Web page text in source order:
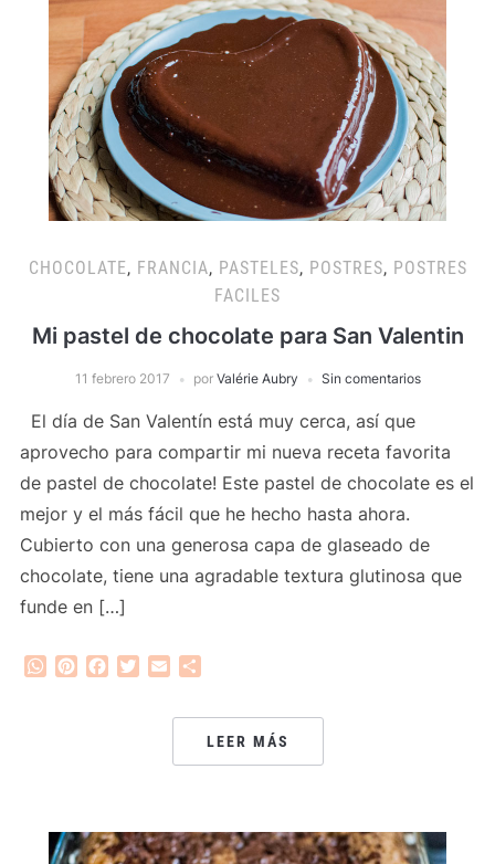
CHOCOLATE, FRANCIA, PASTELES, POSTRES, POSTRES
FACILES
Mi pastel de chocolate para San Valentin
11 febrero 2017 por Valérie Aubry Sin comentarios
El día de San Valentín está muy cerca, así que
aprovecho para compartir mi nueva receta favorita
de pastel de chocolate! Este pastel de chocolate es el
mejor y el más fácil que he hecho hasta ahora.
Cubierto con una generosa capa de glaseado de
chocolate, tiene una agradable textura glutinosa que
funde en […]
WhatsApp
PinterestFacebook
Twitter
Email
LEER MÁS